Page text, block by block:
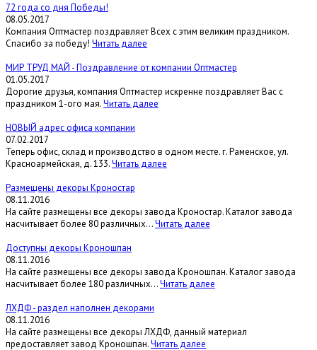
72 года со дня Победы!
08.05.2017
Компания Оптмастер поздравляет Всех с этим великим праздником.
Спасибо за победу! Читать далее
МИР ТРУД МАЙ - Поздравление от компании Оптмастер
01.05.2017
Дорогие друзья, компания Оптмастер искренне поздравляет Вас с
праздником 1-ого мая.Читать далее
НОВЫЙ адрес офиса компании
07.02.2017
Теперь офис, склад и производство в одном месте. г. Раменское, ул.
Красноармейская, д. 133.Читать далее
Размещены декоры Кроностар
08.11.2016
На сайте размещены все декоры завода Кроностар. Каталог завода
насчитывает более 80 различных...Читать далее
Доступны декоры Кроношпан
08.11.2016
На сайте размещены все декоры завода Кроношпан. Каталог завода
насчитывает более 180 различных...Читать далее
ЛХДФ - раздел наполнен декорами
08.11.2016
На сайте размещены все декоры ЛХДФ, данный материал
предоставляет завод Кроношпан.Читать далее